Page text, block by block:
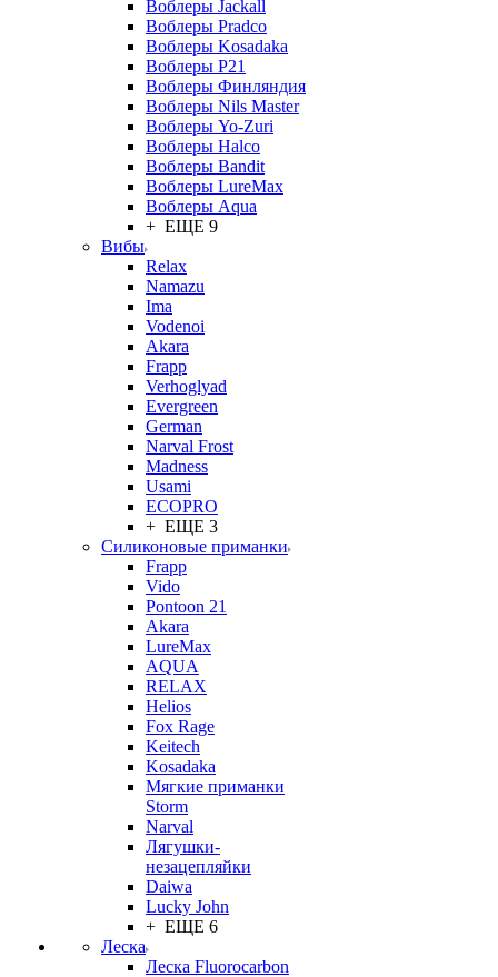
Воблеры Jackall
Воблеры Pradco
Воблеры Kosadaka
Воблеры P21
Воблеры Финляндия
Воблеры Nils Master
Воблеры Yo-Zuri
Воблеры Halco
Воблеры Bandit
Воблеры LureMax
Воблеры Aqua
+ ЕЩЕ 9
Вибы
Relax
Namazu
Ima
Vodenoi
Akara
Frapp
Verhoglyad
Evergreen
German
Narval Frost
Madness
Usami
ECOPRO
+ ЕЩЕ 3
Силиконовые приманки
Frapp
Vido
Pontoon 21
Akara
LureMax
AQUA
RELAX
Helios
Fox Rage
Keitech
Kosadaka
Мягкие приманки
Storm
Narval
Лягушки-
незацепляйки
Daiwa
Lucky John
+ ЕЩЕ 6
Леска
Леска Fluorocarbon